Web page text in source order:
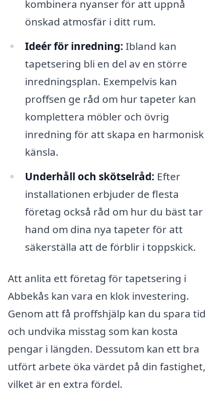
kombinera nyanser för att uppnå
önskad atmosfär i ditt rum.
Ideér för inredning: Ibland kan
tapetsering bli en del av en större
inredningsplan. Exempelvis kan
proffsen ge råd om hur tapeter kan
komplettera möbler och övrig
inredning för att skapa en harmonisk
känsla.
Underhåll och skötselråd: Efter
installationen erbjuder de flesta
företag också råd om hur du bäst tar
hand om dina nya tapeter för att
säkerställa att de förblir i toppskick.
Att anlita ett företag för tapetsering i
Abbekås kan vara en klok investering.
Genom att få proffshjälp kan du spara tid
och undvika misstag som kan kosta
pengar i längden. Dessutom kan ett bra
utfört arbete öka värdet på din fastighet,
vilket är en extra fördel.